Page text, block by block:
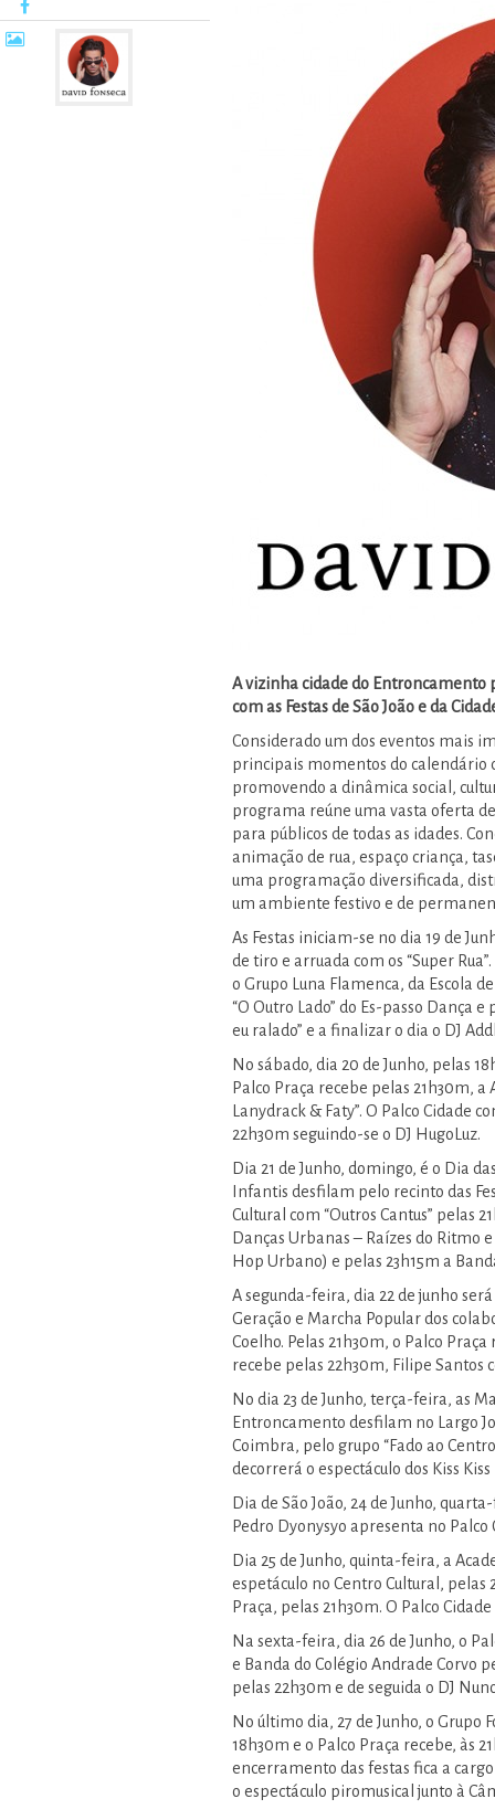
A vizinha cidade do Entroncamento
com as Festas de São João e da
Considerado um dos eventos mais
principais momentos do calendário
promovendo a dinâmica social,
programa reúne uma vasta oferta
para públicos de todas as idades.
animação de rua, espaço criança,
uma programação diversificada,
um ambiente festivo e de
As Festas iniciam-se no dia 19 de
de tiro e arruada com os “Super
o Grupo Luna Flamenca, da Escola
“O Outro Lado” do Es-passo Dança
eu ralado” e a finalizar o dia o DJ
No sábado, dia 20 de Junho, pelas
Palco Praça recebe pelas 21h30m,
Lanydrack & Faty”. O Palco Cidade
22h30m seguindo-se o DJ HugoLuz.
Dia 21 de Junho, domingo, é o Dia
Infantis desfilam pelo recinto das
Cultural com “Outros Cantus” pelas
Danças Urbanas – Raízes do Ritmo
Hop Urbano) e pelas 23h15m a
A segunda-feira, dia 22 de junho
Geração e Marcha Popular dos
Coelho. Pelas 21h30m, o Palco
recebe pelas 22h30m, Filipe Santos
No dia 23 de Junho, terça-feira, as
Entroncamento desfilam no Largo
Coimbra, pelo grupo “Fado ao
decorrerá o espectáculo dos Kiss
Dia de São João, 24 de Junho,
Pedro Dyonysyo apresenta no Palco
Dia 25 de Junho, quinta-feira, a
espetáculo no Centro Cultural, pelas
Praça, pelas 21h30m. O Palco
Na sexta-feira, dia 26 de Junho, o
e Banda do Colégio Andrade Corvo
pelas 22h30m e de seguida o DJ
No último dia, 27 de Junho, o
18h30m e o Palco Praça recebe, às
encerramento das festas fica a
o espectáculo piromusical junto à